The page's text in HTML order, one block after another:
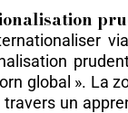
global ». La
travers un